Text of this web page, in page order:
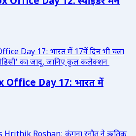
Office Day 17: भारत में